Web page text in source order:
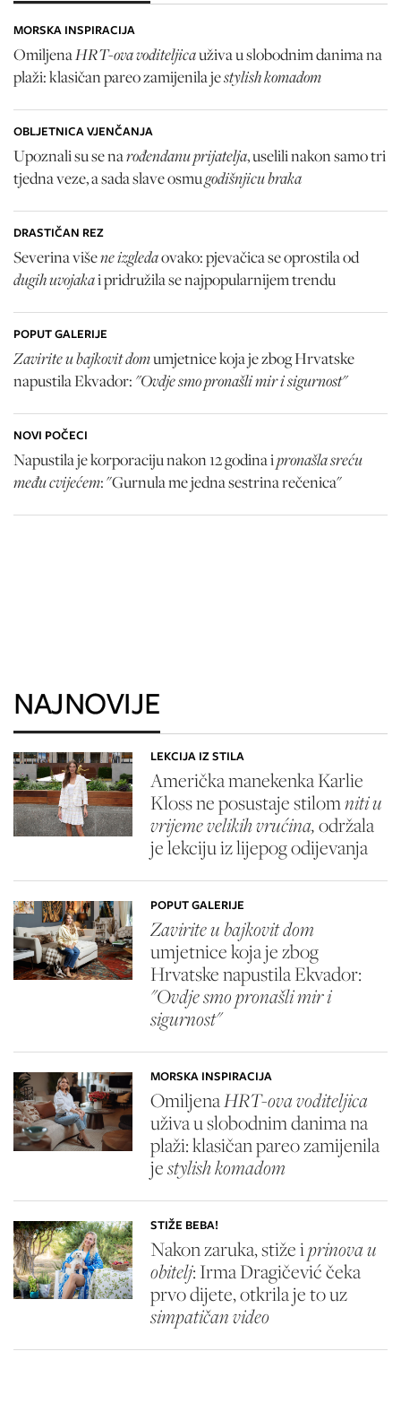
MORSKA INSPIRACIJA
Omiljena HRT-ova voditeljicauživa u slobodnim danima na
plaži: klasičan pareo zamijenila jestylish komadom
OBLJETNICA VJENČANJA
Upoznali su se narođendanu prijatelja, uselili nakon samo tri
tjedna veze, a sada slave osmugodišnjicu braka
DRASTIČAN REZ
Severina višene izgledaovako: pjevačica se oprostila od
dugih uvojakai pridružila se najpopularnijem trendu
POPUT GALERIJE
Zavirite u bajkovit domumjetnice koja je zbog Hrvatske
napustila Ekvador: "Ovdje smo pronašli mir i sigurnost"
NOVI POČECI
Napustila je korporaciju nakon 12 godina ipronašla sreću
među cvijećem: "Gurnula me jedna sestrina rečenica"
NAJNOVIJE
LEKCIJA IZ STILA
Američka manekenka Karlie
Kloss ne posustaje stilomniti u
vrijeme velikih vrućina,održala
je lekciju iz lijepog odijevanja
POPUT GALERIJE
Zavirite u bajkovit dom
umjetnice koja je zbog
Hrvatske napustila Ekvador:
"Ovdje smo pronašli mir i
sigurnost"
MORSKA INSPIRACIJA
Omiljena HRT-ova voditeljica
uživa u slobodnim danima na
plaži: klasičan pareo zamijenila
jestylish komadom
STIŽE BEBA!
Nakon zaruka, stiže iprinova u
obitelj: Irma Dragičević čeka
prvo dijete, otkrila je to uz
simpatičan video